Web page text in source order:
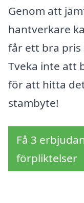
Genom att
hantverkare
får ett bra pris
Tveka inte att
för att hitta
stambyte!
Få 3
förpliktelser